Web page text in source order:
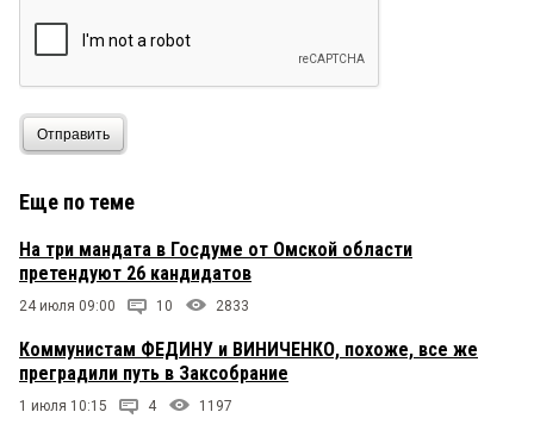
Отправить
Еще по теме
На три мандата в Госдуме от Омской области
претендуют 26 кандидатов
24 июля 09:00 10 2833
Коммунистам ФЕДИНУ и ВИНИЧЕНКО, похоже, все же
преградили путь в Заксобрание
1 июля 10:15 4 1197